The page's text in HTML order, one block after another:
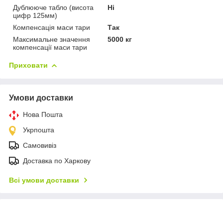
Дублююче табло (висота
цифр 125мм)
Ні
Компенсація маси тари
Так
Максимальне значення
компенсації маси тари
5000 кг
Приховати
Умови доставки
Нова Пошта
Укрпошта
Самовивіз
Доставка по Харкову
Всі умови доставки